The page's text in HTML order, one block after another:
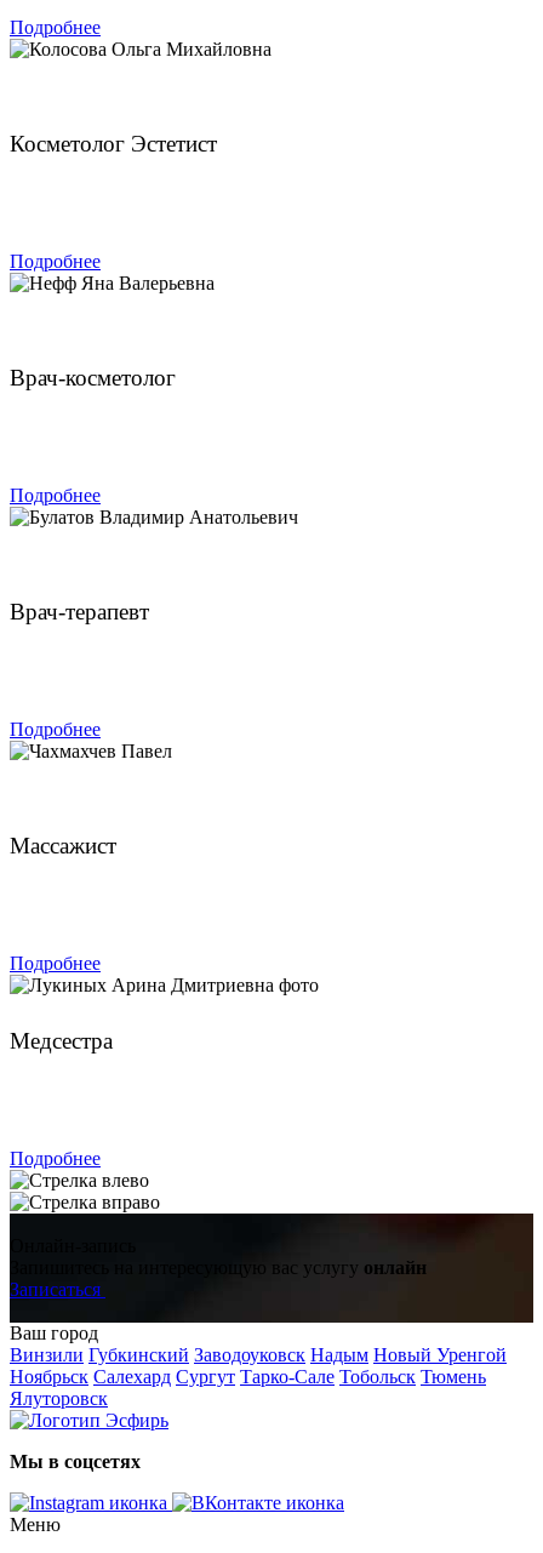
Подробнее
Косметолог Эстетист
Подробнее
Врач-косметолог
Подробнее
Врач-терапевт
Подробнее
Массажист
Подробнее
Медсестра
Подробнее
Запишитесь на интересующую вас услугу онлайн
Записаться
Ваш город
Винзили Губкинский Заводоуковск Надым Новый Уренгой
Ноябрьск Салехард Сургут Тарко-Сале Тобольск Тюмень
Ялуторовск
Мы в соцсетях
Меню